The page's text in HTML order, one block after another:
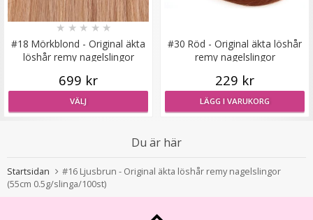
★★ ★★
VÄLJ
#18 Mörkblond - Original äkta
löshår remy nagelslingor
★ ★ ★ ★ ★
699 kr
VÄLJ
#30 Röd - Original äkta löshår
remy nagelslingor
229 kr
LÄGG I VARUKORG
Du är här
Startsidan
#16 Ljusbrun - Original äkta löshår remy nagelslingor
(55cm 0.5g/slinga/100st)